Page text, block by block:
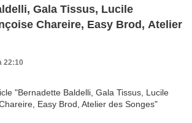
Gala Tissus, Lucile
Chareire, Easy Brod, Atelier
22:10